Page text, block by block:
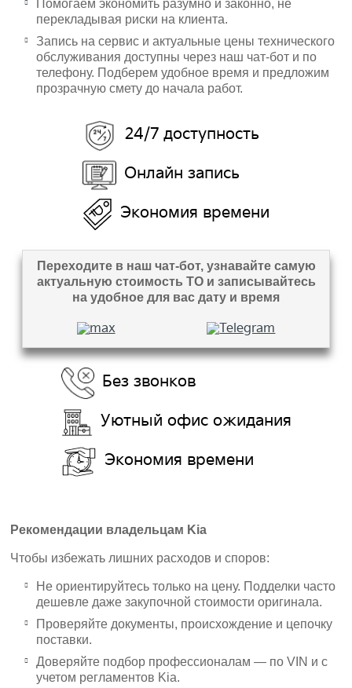
Помогаем экономить разумно и законно, не
перекладывая риски на клиента.
Запись на сервис и актуальные цены технического
обслуживания доступны через наш чат-бот и по
телефону. Подберем удобное время и предложим
прозрачную смету до начала работ.
24/7 доступность
Онлайн запись
Экономия времени
Переходите в наш чат-бот, узнавайте самую
актуальную стоимость ТО и записывайтесь
на удобное для вас дату и время
Без звонков
Уютный офис ожидания
Экономия времени
Рекомендации владельцам Kia
Чтобы избежать лишних расходов и споров:
Не ориентируйтесь только на цену. Подделки часто
дешевле даже закупочной стоимости оригинала.
Проверяйте документы, происхождение и цепочку
поставки.
Доверяйте подбор профессионалам — по VIN и с
учетом регламентов Kia.